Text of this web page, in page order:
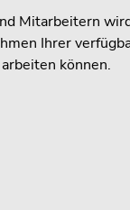
Mitarbeitern
Ihrer
können.